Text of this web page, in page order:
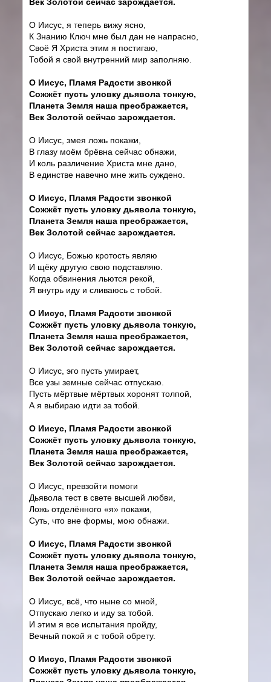
О Иисус, я теперь вижу ясно,
К Знанию Ключ мне был дан не напрасно,
Своё Я Христа этим я постигаю,
Тобой я свой внутренний мир заполняю.
О Иисус, Пламя Радости звонкой
Сожжёт пусть уловку дьявола тонкую,
Планета Земля наша преображается,
Век Золотой сейчас зарождается.
О Иисус, змея ложь покажи,
В глазу моём брёвна сейчас обнажи,
И коль различение Христа мне дано,
В единстве навечно мне жить суждено.
О Иисус, Пламя Радости звонкой
Сожжёт пусть уловку дьявола тонкую,
Планета Земля наша преображается,
Век Золотой сейчас зарождается.
О Иисус, Божью кротость являю
И щёку другую свою подставляю.
Когда обвинения льются рекой,
Я внутрь иду и сливаюсь с тобой.
О Иисус, Пламя Радости звонкой
Сожжёт пусть уловку дьявола тонкую,
Планета Земля наша преображается,
Век Золотой сейчас зарождается.
О Иисус, эго пусть умирает,
Все узы земные сейчас отпускаю.
Пусть мёртвые мёртвых хоронят толпой,
А я выбираю идти за тобой.
О Иисус, Пламя Радости звонкой
Сожжёт пусть уловку дьявола тонкую,
Планета Земля наша преображается,
Век Золотой сейчас зарождается.
О Иисус, превзойти помоги
Дьявола тест в свете высшей любви,
Ложь отделённого «я» покажи,
Суть, что вне формы, мою обнажи.
О Иисус, Пламя Радости звонкой
Сожжёт пусть уловку дьявола тонкую,
Планета Земля наша преображается,
Век Золотой сейчас зарождается.
О Иисус, всё, что ныне со мной,
Отпускаю легко и иду за тобой.
И этим я все испытания пройду,
Вечный покой я с тобой обрету.
О Иисус, Пламя Радости звонкой
Сожжёт пусть уловку дьявола тонкую,